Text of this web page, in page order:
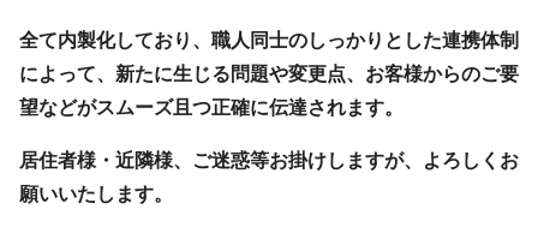
全て内製化しており、職人同士のしっかりとした連携体制
によって、新たに生じる問題や変更点、お客様からのご要
望などがスムーズ且つ正確に伝達されます。
居住者様・近隣様、ご迷惑等お掛けしますが、よろしくお
願いいたします。